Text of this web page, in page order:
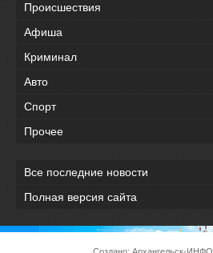
Происшествия
Афиша
Криминал
Авто
Спорт
Прочее
Все последние новости
Полная версия сайта